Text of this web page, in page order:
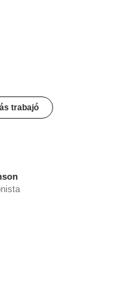
trabajó